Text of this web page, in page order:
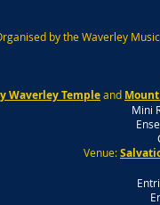
by the Waverley
Waverley Templeand
Mini
Venue: